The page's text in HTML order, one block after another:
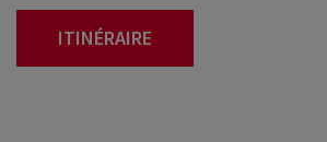
ITINÉRAIRE